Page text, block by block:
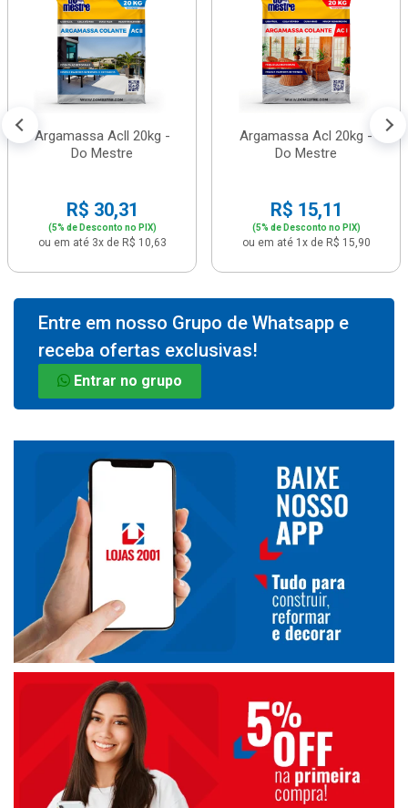
Argamassa Acll 20kg -
Do Mestre
R$ 30,31
(5% de Desconto no PIX)
ou em até 3x de R$ 10,63
Argamassa Acl 20kg -
Do Mestre
R$ 15,11
(5% de Desconto no PIX)
ou em até 1x de R$ 15,90
Entre em nosso Grupo de Whatsapp e
receba ofertas exclusivas!
Entrar no grupo